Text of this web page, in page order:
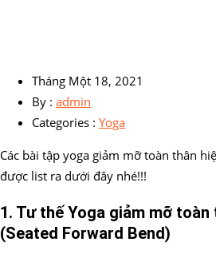
Tháng Một 18, 2021
By : admin
Categories : Yoga
Các bài tập yoga giảm mỡ toàn thân
được list ra dưới đây nhé!!!
1. Tư thế Yoga giảm mỡ toàn
(Seated Forward Bend)